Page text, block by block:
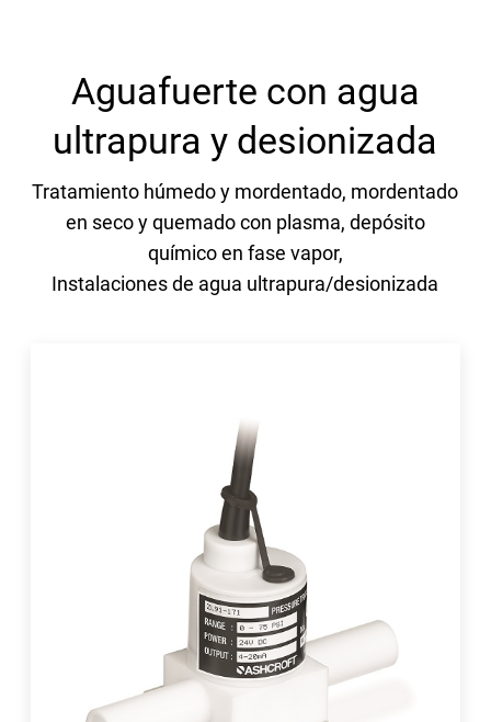
Aguafuerte con agua
ultrapura y desionizada
Tratamiento húmedo y mordentado, mordentado
en seco y quemado con plasma, depósito
químico en fase vapor,
Instalaciones de agua ultrapura/desionizada